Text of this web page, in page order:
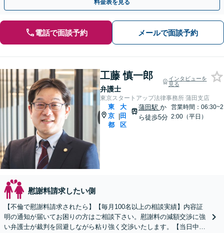
料金表を見る
電話で面談予約 メールで面談予約
工藤 慎一郎
弁護士
インタビューを
見る
東京スタートアップ法律事務所 蒲田支店
東
京
都
|
大
田
区
蒲田駅 か
ら徒歩5分
営業時間：06:30~2
2:00（平日）
慰謝料請求したい側
【不倫で慰謝料請求されたら】【毎月100名以上の相談実績】内容証
明の通知が届いてお困りの方はご相談下さい。慰謝料の減額交渉に強
い弁護士が裁判を回避しながら粘り強く交渉いたします。【当日中の